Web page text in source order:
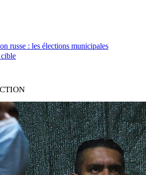
russe : les élections municipales
cible